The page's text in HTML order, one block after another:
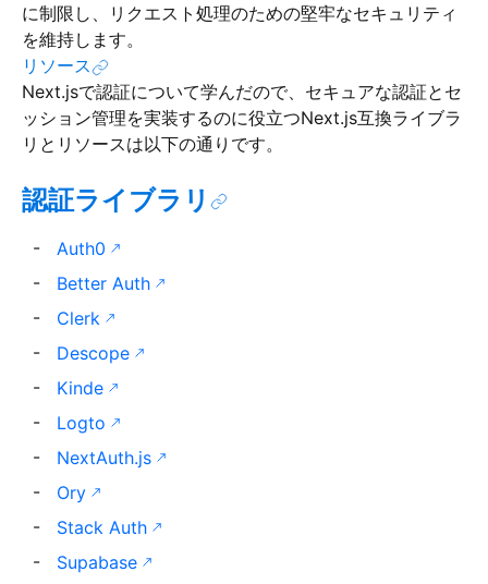
に制限し、リクエスト処理のための堅牢なセキュリティ
を維持します。
リソース
Next.jsで認証について学んだので、セキュアな認証とセ
ッション管理を実装するのに役立つNext.js互換ライブラ
リとリソースは以下の通りです。
認証ライブラリ
Auth0
Better Auth
Clerk
Descope
Kinde
Logto
NextAuth.js
Ory
Stack Auth
Supabase